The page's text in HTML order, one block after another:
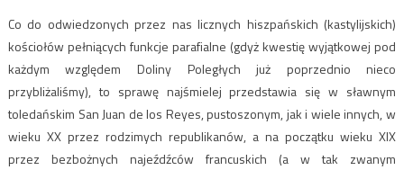
Co do odwiedzonych przez nas licznych hiszpańskich (kastylijskich)
kościołów pełniących funkcje parafialne (gdyż kwestię wyjątkowej pod
każdym względem Doliny Poległych już poprzednio nieco
przybliżaliśmy), to sprawę najśmielej przedstawia się w sławnym
toledańskim San Juan de los Reyes, pustoszonym, jak i wiele innych, w
wieku XX przez rodzimych republikanów, a na początku wieku XIX
przez bezbożnych najeźdźców francuskich (a w tak zwanym